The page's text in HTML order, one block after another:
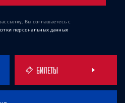
Вы соглашаетесь с
персональных данных
БИЛЕТЫ